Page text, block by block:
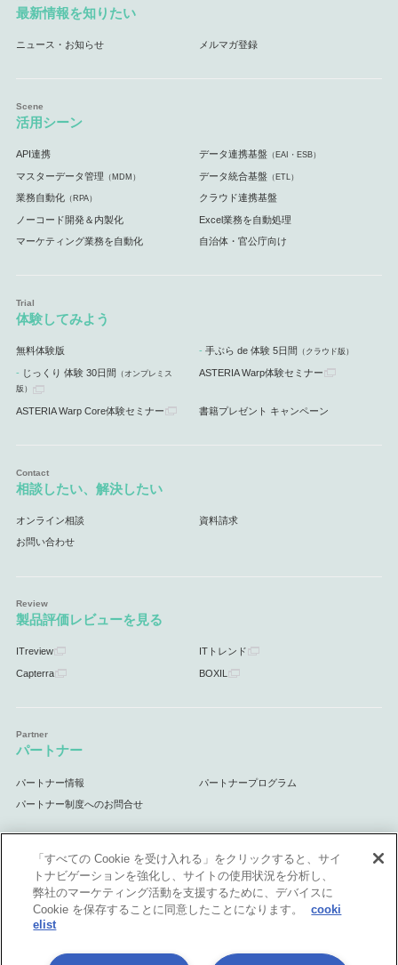
最新情報を知りたい
ニュース・お知らせ メルマガ登録
活用シーン
API連携 データ連携基盤 （EAI・ESB）
マスターデータ管理 （MDM） データ統合基盤 （ETL）
業務自動化（RPA） クラウド連携基盤
ノーコード開発＆内製化 Excel業務を自動処理
マーケティング業務を自動化 自治体・官公庁向け
体験してみよう
無料体験版 手ぶら de 体験 5日間 （クラウド版）
じっくり 体験 30日間 （オンプレミス
版）
ASTERIA Warp体験セミナー
ASTERIA Warp Core体験セミナー 書籍プレゼント キャンペーン
相談したい、解決したい
オンライン相談 資料請求
お問い合わせ
製品評価レビューを見る
ITreview ITトレンド
Capterra BOXIL
パートナー
パートナー情報 パートナープログラム
パートナー制度へのお問合せ
サポート
サポート情報
「すべての Cookie を受け入れる」をクリックすると、サイ
トナビゲーションを強化し、サイトの使用状況を分析し、
弊社のマーケティング活動を支援するために、デバイスに
Cookie を保存することに同意したことになります。
cooki
elist